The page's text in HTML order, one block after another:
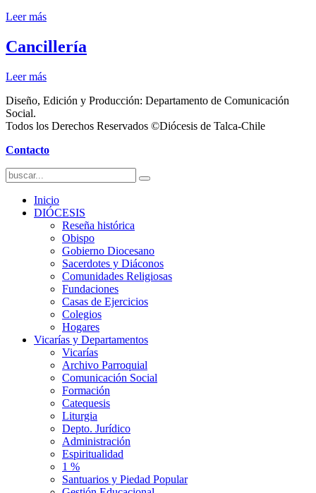
Leer más
Cancillería
Leer más
Diseño, Edición y Producción: Departamento de Comunicación
Social.
Todos los Derechos Reservados ©Diócesis de Talca-Chile
Contacto
Inicio
DIÓCESIS
Reseña histórica
Obispo
Gobierno Diocesano
Sacerdotes y Diáconos
Comunidades Religiosas
Fundaciones
Casas de Ejercicios
Colegios
Hogares
Vicarías y Departamentos
Vicarías
Archivo Parroquial
Comunicación Social
Formación
Catequesis
Liturgia
Depto. Jurídico
Administración
Espiritualidad
1 %
Santuarios y Piedad Popular